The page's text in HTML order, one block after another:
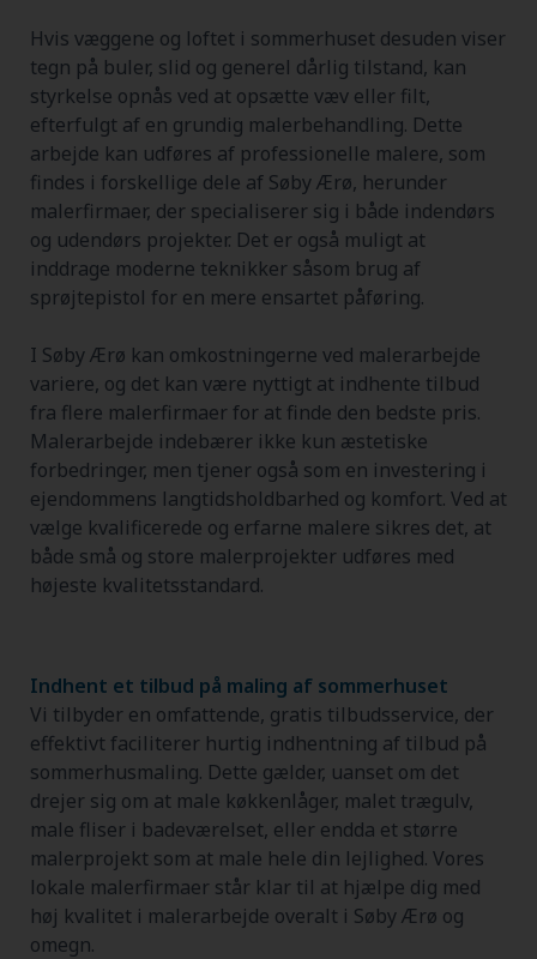
Hvis væggene og loftet i sommerhuset desuden viser
tegn på buler, slid og generel dårlig tilstand, kan
styrkelse opnås ved at opsætte væv eller filt,
efterfulgt af en grundig malerbehandling. Dette
arbejde kan udføres af professionelle malere, som
findes i forskellige dele af Søby Ærø, herunder
malerfirmaer, der specialiserer sig i både indendørs
og udendørs projekter. Det er også muligt at
inddrage moderne teknikker såsom brug af
sprøjtepistol for en mere ensartet påføring.
I Søby Ærø kan omkostningerne ved malerarbejde
variere, og det kan være nyttigt at indhente tilbud
fra flere malerfirmaer for at finde den bedste pris.
Malerarbejde indebærer ikke kun æstetiske
forbedringer, men tjener også som en investering i
ejendommens langtidsholdbarhed og komfort. Ved at
vælge kvalificerede og erfarne malere sikres det, at
både små og store malerprojekter udføres med
højeste kvalitetsstandard.
Indhent et tilbud på maling af sommerhuset
Vi tilbyder en omfattende, gratis tilbudsservice, der
effektivt faciliterer hurtig indhentning af tilbud på
sommerhusmaling. Dette gælder, uanset om det
drejer sig om at male køkkenlåger, malet trægulv,
male fliser i badeværelset, eller endda et større
malerprojekt som at male hele din lejlighed. Vores
lokale malerfirmaer står klar til at hjælpe dig med
høj kvalitet i malerarbejde overalt i Søby Ærø og
omegn.